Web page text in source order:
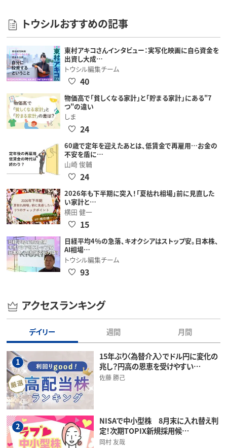
トウシルおすすめの記事
東村アキコさんインタビュー：実写化映画に自ら資金を
出資し大成…
トウシル編集チーム
40
物価高で「貧しくなる家計」と「貯まる家計」にある"7
つ"の違い
しま
24
60歳で定年を迎えたあとは、低賃金で再雇用…お金の
不安を盾に…
山崎 俊輔
24
2026年も下半期に突入！「夏枯れ相場」前に見直した
い家計と…
横田 健一
15
日経平均4％の急落、キオクシアはストップ安。日本株、
AI相場…
トウシル編集チーム
93
アクセスランキング
デイリー 週間 月間
1
15年ぶり〈為替介入〉でドル円に変化の
兆し？円高の恩恵を受けやすい…
佐藤 勝己
2
NISAで中小型株 8月末に入れ替え判
定！次期TOPIX新規採用候…
岡村 友哉